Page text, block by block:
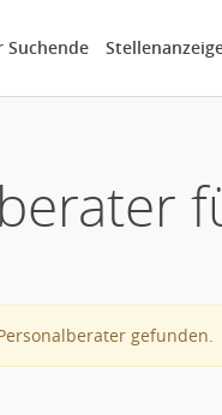
Suchende
gefunden.